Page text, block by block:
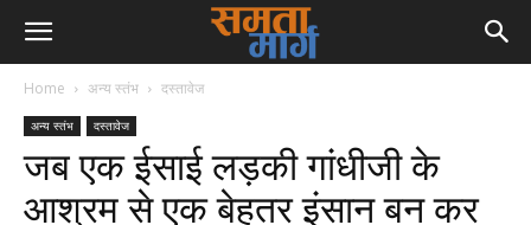
Home अन्य स्तंभ दस्तावेज
अन्य स्तंभ दस्तावेज
जब एक ईसाई लड़की गांधीजी के
आश्रम से एक बेहतर इंसान बन कर